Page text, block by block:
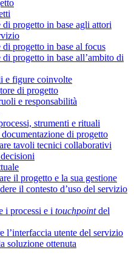
progetto in base agli attori
progetto in base al focus
progetto in base all’ambito di
e figure coinvolte
di progetto
e responsabilità
strumenti e rituali
di progetto
tavoli tecnici collaborativi
il progetto e la sua gestione
il contesto d’uso del servizio
i processi e i touchpointdel
l’interfaccia utente del servizio
soluzione ottenuta